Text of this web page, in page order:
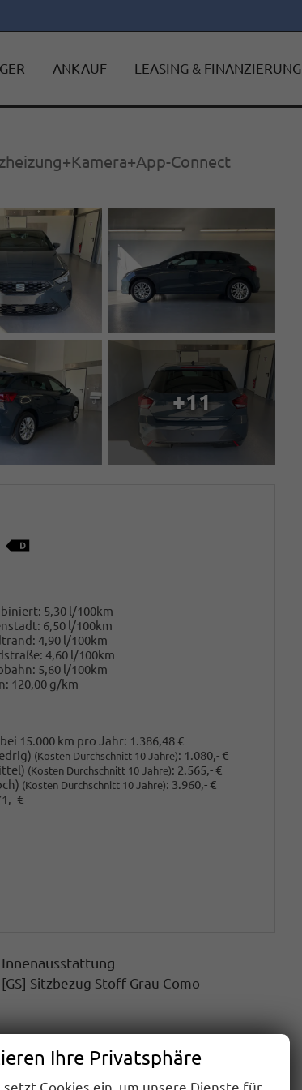
ANKAUF LEASING & FINANZIERUNG
Connect
+11
5,30 l/100km
6,50 l/100km
4,90 l/100km
4,60 l/100km
5,60 l/100km
120,00 g/km
15.000 km pro Jahr: 1.386,48 €
(Kosten Durchschnitt 10 Jahre): 1.080,- €
(Kosten Durchschnitt 10 Jahre): 2.565,- €
(Kosten Durchschnitt 10 Jahre): 3.960,- €
€
Innenausstattung
[GS] Sitzbezug Stoff Grau Como
Ihre Privatsphäre